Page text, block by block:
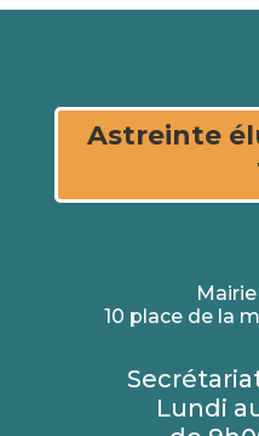
Astreinte
10 place de la
Lundi